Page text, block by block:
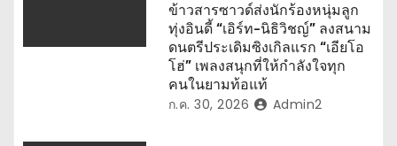
ข้าวสารซาวด์ส่งนักร้องหนุ่มลูก
ทุ่งอินดี้ “เอิร์ท-นิธิวิชญ์” ลงสนาม
ดนตรีประเดิมซิงเกิลแรก “เอียโอ
โฮ่” เพลงสนุกที่ให้กำลังใจทุก
คนในยามท้อแท้
ก.ค. 30, 2026 Admin2